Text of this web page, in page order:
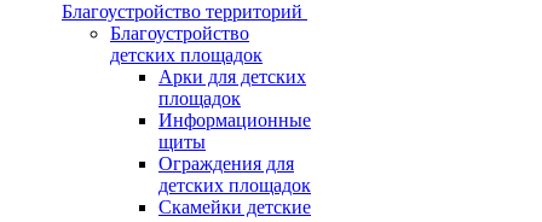
Благоустройство территорий
Благоустройство
детских площадок
Арки для детских
площадок
Информационные
щиты
Ограждения для
детских площадок
Скамейки детские